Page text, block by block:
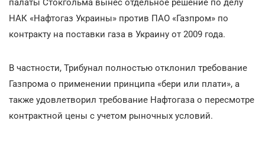
палаты Стокгольма вынес отдельное решение по делу
НАК «Нафтогаз Украины» против ПАО «Газпром» по
контракту на поставки газа в Украину от 2009 года.
В частности, Трибунал полностью отклонил требование
Газпрома о применении принципа «бери или плати», а
также удовлетворил требование Нафтогаза о пересмотре
контрактной цены с учетом рыночных условий.